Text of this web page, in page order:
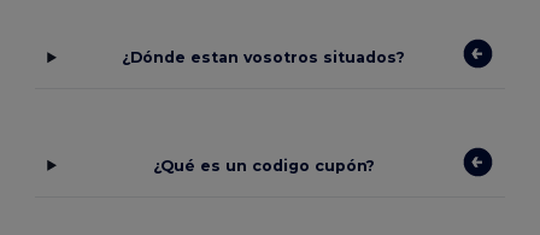
¿Dónde estan vosotros situados?
¿Qué es un codigo cupón?